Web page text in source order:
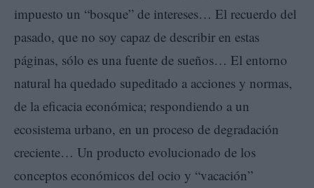
impuesto un “bosque” de intereses… El recuerdo del
pasado, que no soy capaz de describir en estas
páginas, sólo es una fuente de sueños… El entorno
natural ha quedado supeditado a acciones y normas,
de la eficacia económica; respondiendo a un
ecosistema urbano, en un proceso de degradación
creciente… Un producto evolucionado de los
conceptos económicos del ocio y “vacación”